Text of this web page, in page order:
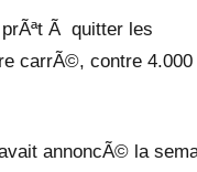
Ã quitter les
carrÃ©, contre 4.000
annoncÃ© la